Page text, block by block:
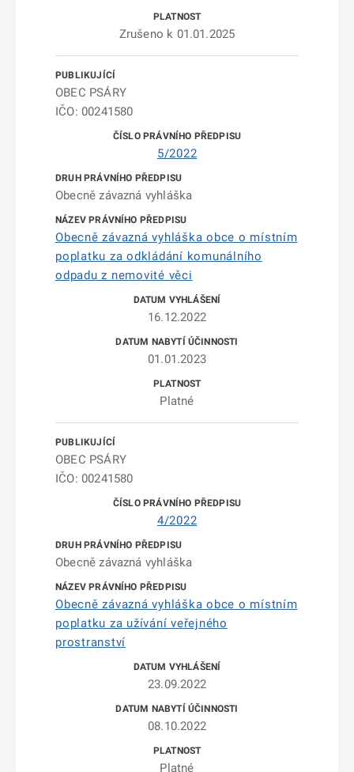
Zrušeno k 01.01.2025
OBEC PSÁRY
IČO: 00241580
5/2022
Obecně závazná vyhláška
Obecně závazná vyhláška obce o místním
poplatku za odkládání komunálního
odpadu z nemovité věci
16.12.2022
01.01.2023
Platné
OBEC PSÁRY
IČO: 00241580
4/2022
Obecně závazná vyhláška
Obecně závazná vyhláška obce o místním
poplatku za užívání veřejného
prostranství
23.09.2022
08.10.2022
Platné